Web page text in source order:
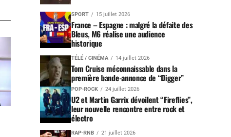
SPORT 15 juillet 2026
France – Espagne : malgré la défaite des
Bleus, M6 réalise une audience
historique
TÉLÉ / CINÉMA 14 juillet 2026
Tom Cruise méconnaissable dans la
première bande-annonce de “Digger”
POP-ROCK 24 juillet 2026
U2 et Martin Garrix dévoilent “Fireflies”,
leur nouvelle rencontre entre rock et
électro
RAP-RNB 21 juillet 2026